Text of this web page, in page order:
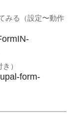
みる（設定〜動作
）
form-